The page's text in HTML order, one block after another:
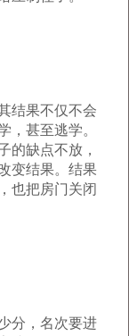
结果不仅不会
，甚至逃学。
的缺点不放，
变结果。结果
也把房门关闭
分，名次要进